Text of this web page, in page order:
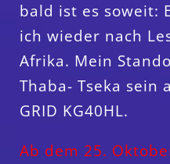
bald ist es soweit:
ich wieder nach
Afrika. Mein
Thaba- Tseka sein
GRID KG40HL.
Ab dem 25.